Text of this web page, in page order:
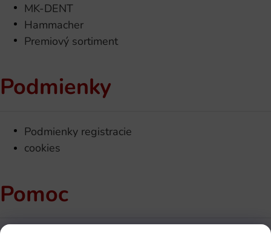
MK-DENT
Hammacher
Premiový sortiment
Podmienky
Podmienky registracie
cookies
Pomoc